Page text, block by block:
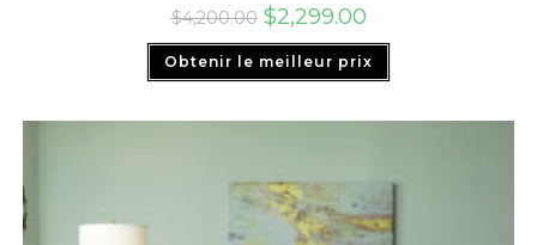
$4,200.00 $2,299.00
Obtenir le meilleur prix